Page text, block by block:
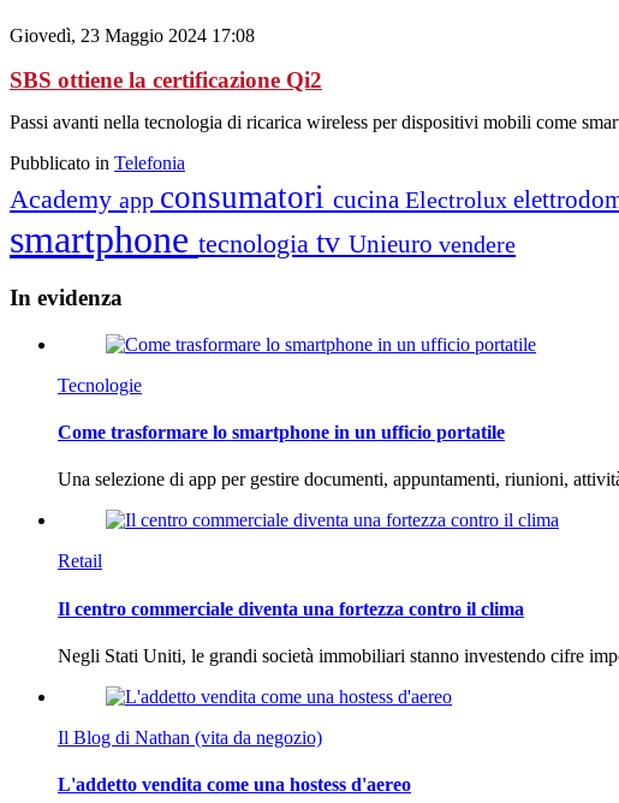
Giovedì, 23 Maggio 2024 17:08
SBS ottiene la certificazione Qi2
Passi avanti nella tecnologia di ricarica wireless per dispositivi mobili come
Pubblicato in Telefonia
Academy app consumatori cucina Electrolux
smartphone tecnologia tv Unieuro vendere
In evidenza
Tecnologie
Come trasformare lo smartphone in un ufficio portatile
Una selezione di app per gestire documenti, appuntamenti, riunioni,
Retail
Il centro commerciale diventa una fortezza contro il clima
Negli Stati Uniti, le grandi società immobiliari stanno investendo cifre
Il Blog di Nathan (vita da negozio)
L'addetto vendita come una hostess d'aereo